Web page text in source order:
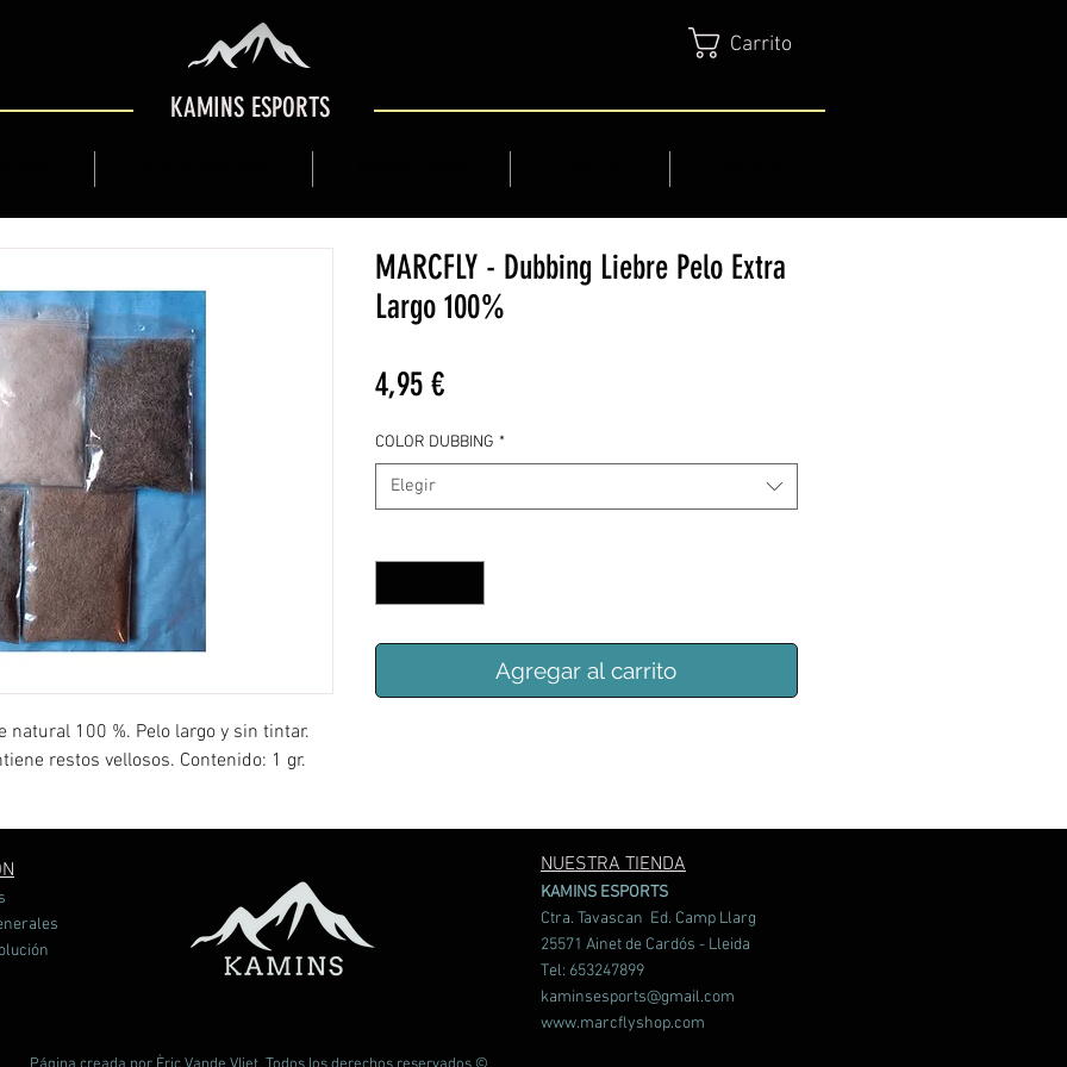
Carrito
KAMINS ESPORTS
100 %. Pelo largo y sin tintar.
restos vellosos. Contenido: 1 gr.
MARCFLY - Dubbing Liebre Pelo Extra
Largo 100%
4,95 €Precio
COLOR DUBBING *
Elegir
Agregar al carrito
NUESTRA TIENDA
KAMINS ESPORTS
Ctra. Tavascan Ed. Camp Llarg
25571 Ainet de Cardós - Lleida
Tel: 653247899
kaminsesports@gmail.com
www.marcflyshop.com